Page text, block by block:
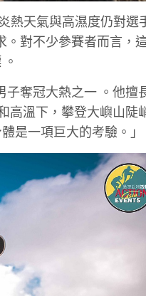
熱天氣與高濕度仍對選
。對不少參賽者而言，
。
子奪冠大熱之一 。他擅
高溫下，攀登大嶼山陡
是一項巨大的考驗。」